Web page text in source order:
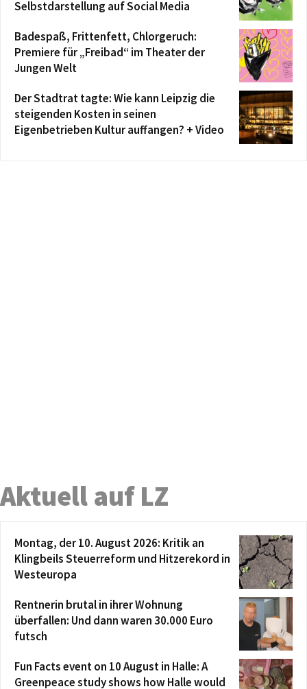
Selbstdarstellung auf Social Media
Badespaß, Frittenfett, Chlorgeruch:
Premiere für „Freibad“ im Theater der
Jungen Welt
Der Stadtrat tagte: Wie kann Leipzig die
steigenden Kosten in seinen
Eigenbetrieben Kultur auffangen? + Video
Aktuell auf LZ
Montag, der 10. August 2026: Kritik an
Klingbeils Steuerreform und Hitzerekord in
Westeuropa
Rentnerin brutal in ihrer Wohnung
überfallen: Und dann waren 30.000 Euro
futsch
Fun Facts event on 10 August in Halle: A
Greenpeace study shows how Halle would